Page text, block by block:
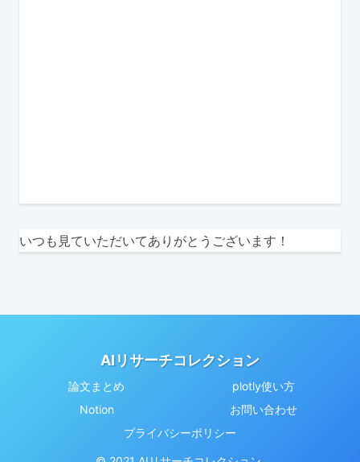
いつも見ていただいてありがとうございます！
AIリサーチコレクション
論文まとめ
plotly使い方
Notion
お問い合わせ
プライバシーポリシー